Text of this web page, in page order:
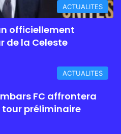
ACTUALITES
officiellement
de la Celeste
ACTUALITES
FC affrontera
tour préliminaire